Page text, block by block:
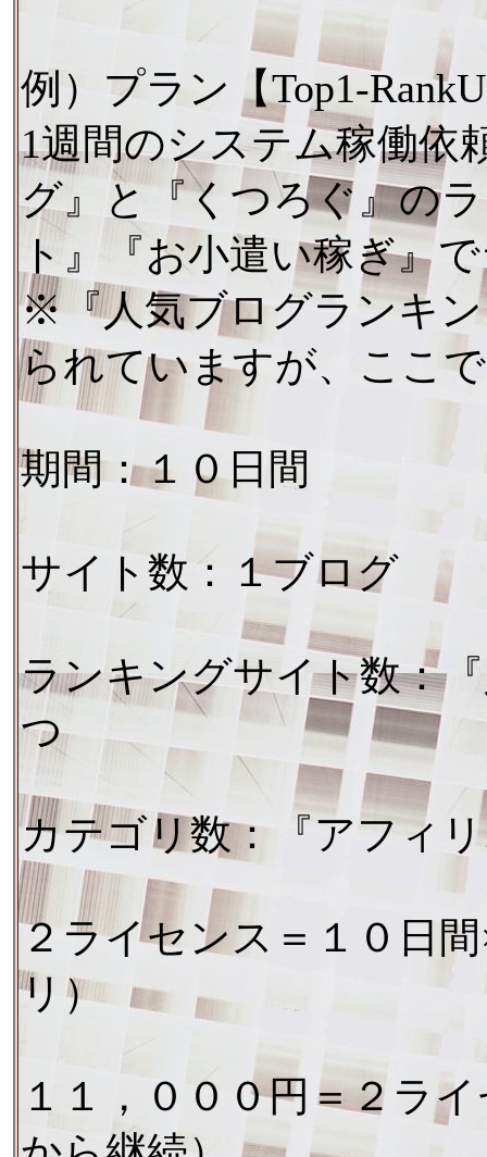
例）プラン【Top1-
1週間のシステム稼働依
グ』と『くつろぐ』の
ト』『お小遣い稼ぎ』
※『人気ブログランキ
られていますが、ここ
期間：１０日間
サイト数：１ブログ
ランキングサイト数：
つ
カテゴリ数：『アフィ
２ライセンス＝１０日
リ）
１１，０００円＝２ラ